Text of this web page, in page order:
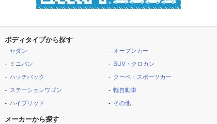
ボディタイプから探す
セダン
ミニバン
ハッチバック
ステーションワゴン
ハイブリッド
オープンカー
SUV・クロカン
クーペ・スポーツカー
軽自動車
その他
メーカーから探す